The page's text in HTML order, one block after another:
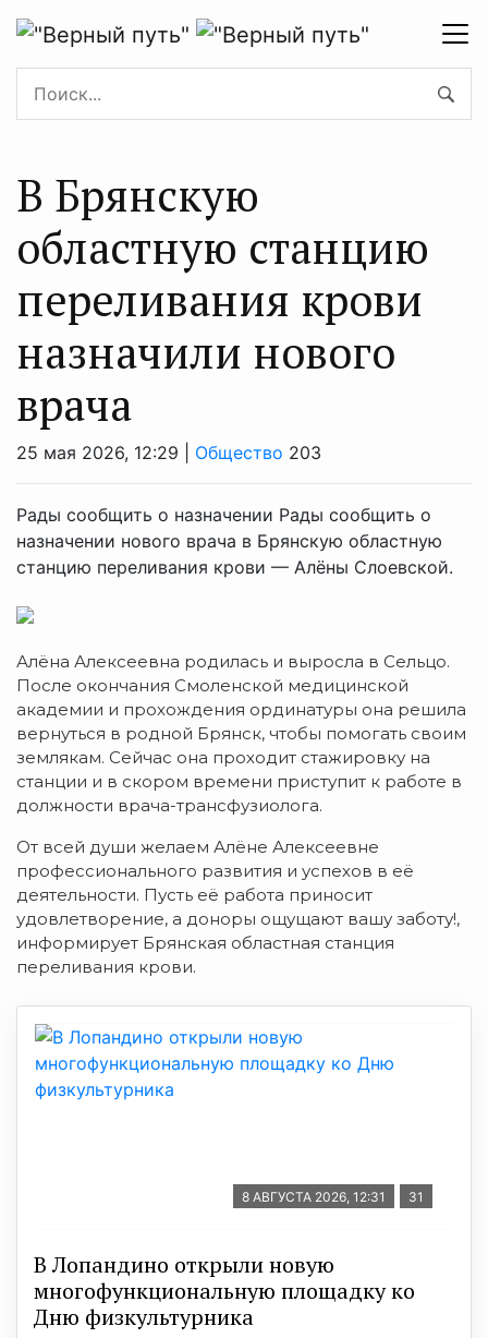
В Брянскую
областную станцию
переливания крови
назначили нового
врача
25 мая 2026, 12:29 | Общество 203
Рады сообщить о назначении Рады сообщить о
назначении нового врача в Брянскую областную
станцию переливания крови — Алёны Слоевской.
Алёна Алексеевна родилась и выросла в Сельцо.
После окончания Смоленской медицинской
академии и прохождения ординатуры она решила
вернуться в родной Брянск, чтобы помогать своим
землякам. Сейчас она проходит стажировку на
станции и в скором времени приступит к работе в
должности врача-трансфузиолога.
От всей души желаем Алёне Алексеевне
профессионального развития и успехов в её
деятельности. Пусть её работа приносит
удовлетворение, а доноры ощущают вашу заботу!,
информирует Брянская областная станция
переливания крови.
8 АВГУСТА 2026, 12:31 31
В Лопандино открыли новую
многофункциональную площадку ко
Дню физкультурника